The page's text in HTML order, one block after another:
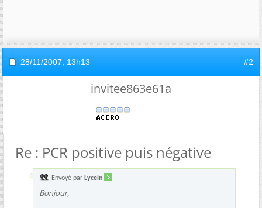
28/11/2007, 13h13 #2
invitee863e61a
Re : PCR positive puis négative
Envoyé par Lycein
Bonjour,